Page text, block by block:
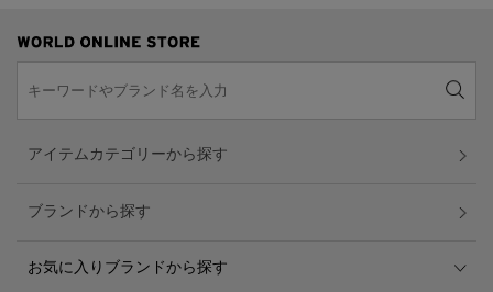
アイテムカテゴリーから探す
ブランドから探す
お気に入りブランドから探す